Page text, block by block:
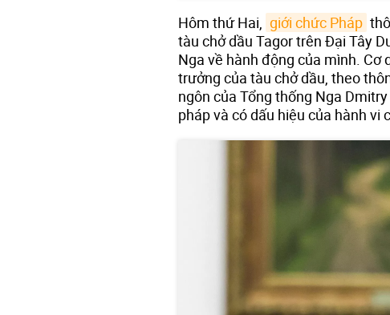
Hôm thứ Hai, giới chức Pháp
tàu chở dầu Tagor trên Đại Tây
Nga về hành động của mình. Cơ
trưởng của tàu chở dầu, theo
ngôn của Tổng thống Nga
pháp và có dấu hiệu của hành vi